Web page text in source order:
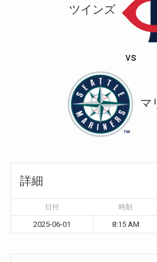
ツインズ
vs
マ
詳細
日付 時刻
2025-06-01 8:15 AM